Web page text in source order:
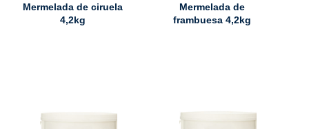
Mermelada de ciruela
4,2kg
Mermelada de
frambuesa 4,2kg